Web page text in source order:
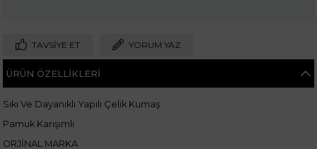
TAVSIYE ET YORUM YAZ
ÜRÜN ÖZELLIKLERI
Sıkı Ve Dayanıklı Yapılı Çelik Kumaş
Pamuk Karışımlı
ORJİNAL MARKA